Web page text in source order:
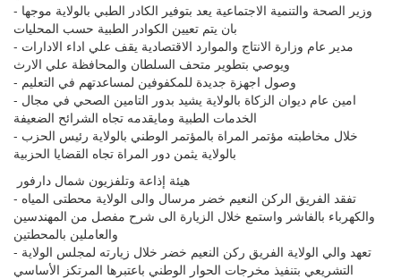
- وزير الصحة والتنمية الاجتماعية يعد بتوفير الكادر الطبي بالولاية موجها
بان يتم تعيين الكوادر الطبية حسب المحليات
- مدير عام وزارة الانتاج والموارد الاقتصادية يقف علي اداء الادارات
ويوصي بتطوير متحف السلطان والمحافظة علي الارث
- وصول اجهزة جديدة للمكفوفين لمساعدتهم في التعليم
- امين عام ديوان الزكاة بالولاية يشيد بدور التامين الصحي في مجال
الخدمات الطبية ومايقدمه تجاه الشرائح الضعيفة
- خلال مخاطبته مؤتمر المراة بالمؤتمر الوطني بالولاية رئيس الحزب
بالولاية يثمن دور المراة تجاه القضايا الحزبية
هيئة إذاعة وتلفزيون شمال دارفور
- تفقد الفريق الركن النعيم خضر مرسال والى الولاية محطتى المياه
والكهرباء بالفاشر واستمع خلال الزيارة الى شرح مفصل من المهندسين
والعاملين بالمحطتين
- تعهد والي الولاية الفريق ركن النعيم خضر خلال زيارته لمجلس الولاية
التشريعي بتنفيذ مخرجات الحوار الوطني باعتبرها المرتكز الأساسي